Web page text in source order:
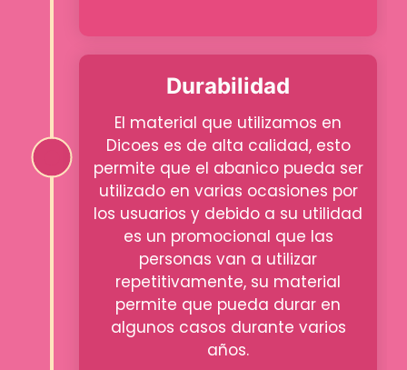
Durabilidad
El material que utilizamos en
Dicoes es de alta calidad, esto
permite que el abanico pueda ser
utilizado en varias ocasiones por
los usuarios y debido a su utilidad
es un promocional que las
personas van a utilizar
repetitivamente, su material
permite que pueda durar en
algunos casos durante varios
años.